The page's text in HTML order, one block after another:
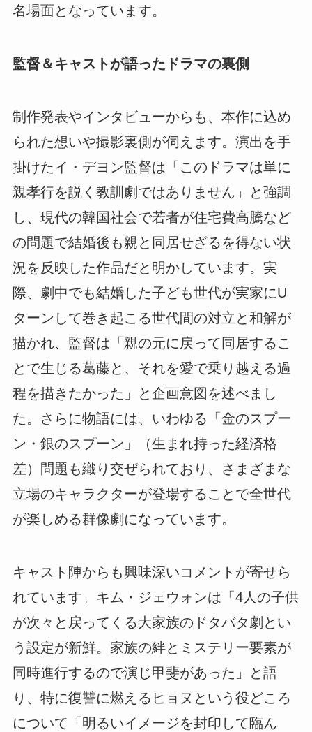
名場面となっています。
監督＆キャストが語ったドラマの裏側
制作発表やインタビューからも、本作に込め
られた想いや撮影裏側が伺えます。演出を手
掛けたイ・デヨン監督は「このドラマは単に
親孝行を説く教訓劇ではありません」と強調
し、現代の韓国社会で若者が住宅費高騰など
の問題で結婚後も親と同居せざるを得ない状
況を反映した作品だと明かしています。実
際、劇中でも結婚した子ども世代が実家にU
ターンして巻き起こる世代間の対立と和解が
描かれ、監督は「親の元に戻って同居するこ
とで生じる葛藤と、それを愛で乗り越える過
程を描きたかった」と企画意図を述べまし
た。さらに物語には、いわゆる「金のスプー
ン・銀のスプーン」（生まれ持った経済格
差）問題も織り交ぜられており、さまざまな
立場のキャラクターが登場することで全世代
が楽しめる群像劇になっています。
キャスト陣からも興味深いコメントが寄せら
れています。キム・ジェウォンは「4人の子供
が次々と戻ってくる大家族のドタバタ劇とい
う設定が新鮮。家族の絆とミステリー要素が
同時進行するので演じ甲斐があった」と語
り、特に復讐に燃えるヒョヌという役どころ
について「明るいイメージを封印して臨ん